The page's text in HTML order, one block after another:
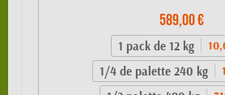
589,00 €
1 pack de 12 kg
1/4 de palette 240 kg